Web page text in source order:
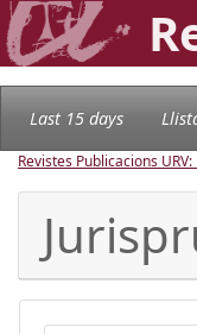
Last 15 days
Revistes Publicacions